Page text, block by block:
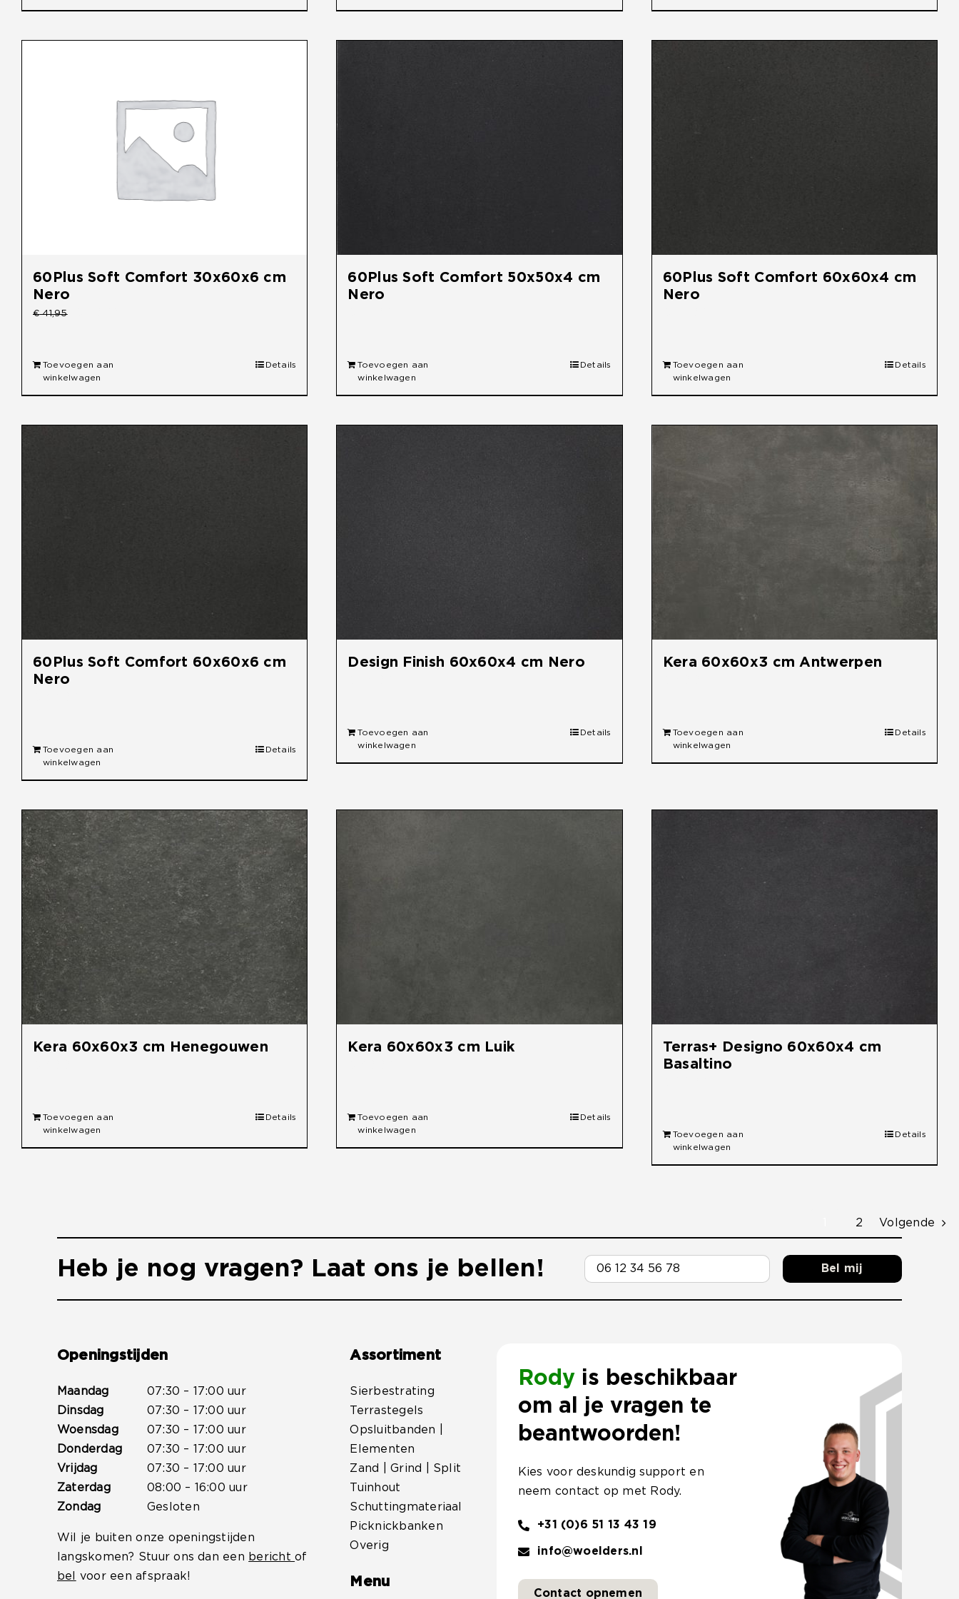
60Plus Soft Comfort 30x60x6 cm
Nero
€41,95
€ 41,95.
Toevoegen aan
winkelwagen
Details
60Plus Soft Comfort 50x50x4 cm
Nero
Toevoegen aan
winkelwagen
Details
60Plus Soft Comfort 60x60x4 cm
Nero
Toevoegen aan
winkelwagen
Details
60Plus Soft Comfort 60x60x6 cm
Nero
Toevoegen aan
winkelwagen
Details
Design Finish 60x60x4 cm Nero
Toevoegen aan
winkelwagen
Details
Kera 60x60x3 cm Antwerpen
Toevoegen aan
winkelwagen
Details
Kera 60x60x3 cm Henegouwen
Toevoegen aan
winkelwagen
Details
Kera 60x60x3 cm Luik
Toevoegen aan
winkelwagen
Details
Terras+ Designo 60x60x4 cm
Basaltino
Toevoegen aan
winkelwagen
Details
2 Volgende
Heb je nog vragen? Laat ons je bellen! Bel mij
Openingstijden
Maandag
Dinsdag
Woensdag
Donderdag
Vrijdag
Zaterdag
Zondag
07:30 – 17:00 uur
07:30 – 17:00 uur
07:30 – 17:00 uur
07:30 – 17:00 uur
07:30 – 17:00 uur
08:00 – 16:00 uur
Gesloten
Wil je buiten onze openingstijden
langskomen? Stuur ons dan een berichtof
bel
voor een afspraak!
Assortiment
Sierbestrating
Terrastegels
Opsluitbanden |
Elementen
Zand | Grind | Split
Tuinhout
Schuttingmateriaal
Picknickbanken
Overig
Menu
Rodyis beschikbaar
om al je vragen te
beantwoorden!
Kies voor deskundig support en
neem contact op met Rody.
+31 (0)6 51 13 43 19
info@woelders.nl
Contact opnemen